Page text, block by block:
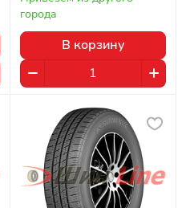
города
В корзину